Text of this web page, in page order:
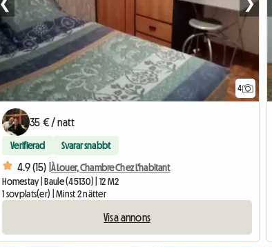
4
35 € / natt
Verifierad Svarar snabbt
4.9 (15) | À Louer, Chambre Chez L'habitant
Homestay | Baule (45130) | 12 M2
1 sovplats(er) | Minst 2 nätter
Visa annons